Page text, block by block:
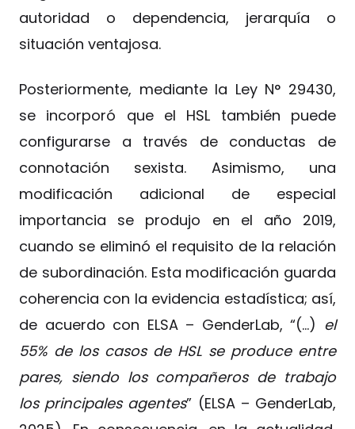
autoridad o dependencia, jerarquía o
situación ventajosa.
Posteriormente, mediante la Ley N° 29430,
se incorporó que el HSL también puede
configurarse a través de conductas de
connotación sexista. Asimismo, una
modificación adicional de especial
importancia se produjo en el año 2019,
cuando se eliminó el requisito de la relación
de subordinación. Esta modificación guarda
coherencia con la evidencia estadística; así,
de acuerdo con ELSA – GenderLab, “(…) el
55% de los casos de HSL se produce entre
pares, siendo los compañeros de trabajo
los principales agentes” (ELSA – GenderLab,